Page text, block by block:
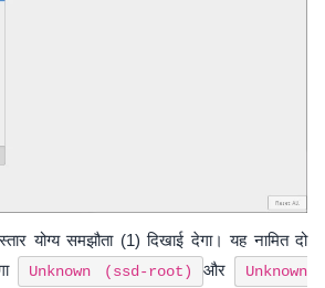
योग्य समझौता (1) दिखाई देगा। यह नामित दो
Unknown (ssd-root) और
Unknown